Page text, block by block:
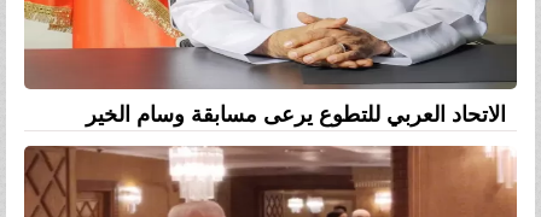
الاتحاد العربي للتطوع يرعى مسابقة وسام الخير